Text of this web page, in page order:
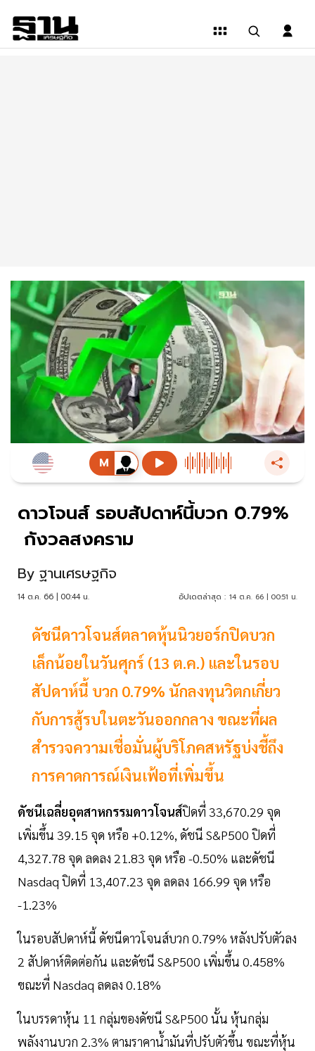
ดาวโจนส์ รอบสัปดาห์นี้บวก 0.79%
กังวลสงคราม
By ฐานเศรษฐกิจ
14 ต.ค. 66 | 00:44 น. อัปเดตล่าสุด : 14 ต.ค. 66 | 00:51 น.
ดัชนีดาวโจนส์ตลาดหุ้นนิวยอร์กปิดบวก
เล็กน้อยในวันศุกร์ (13 ต.ค.) และในรอบ
สัปดาห์นี้ บวก 0.79% นักลงทุนวิตกเกี่ยว
กับการสู้รบในตะวันออกกลาง ขณะที่ผล
สำรวจความเชื่อมั่นผู้บริโภคสหรัฐบ่งชี้ถึง
การคาดการณ์เงินเฟ้อที่เพิ่มขึ้น
ดัชนีเฉลี่ยอุตสาหกรรมดาวโจนส์ปิดที่ 33,670.29 จุด
เพิ่มขึ้น 39.15 จุด หรือ +0.12%, ดัชนี S&P500 ปิดที่
4,327.78 จุด ลดลง 21.83 จุด หรือ -0.50% และดัชนี
Nasdaq ปิดที่ 13,407.23 จุด ลดลง 166.99 จุด หรือ
-1.23%
ในรอบสัปดาห์นี้ ดัชนีดาวโจนส์บวก 0.79% หลังปรับตัวลง
2 สัปดาห์ติดต่อกัน และดัชนี S&P500 เพิ่มขึ้น 0.458%
ขณะที่ Nasdaq ลดลง 0.18%
ในบรรดาหุ้น 11 กลุ่มของดัชนี S&P500 นั้น หุ้นกลุ่ม
พลังงานบวก 2.3% ตามราคาน้ำมันที่ปรับตัวขึ้น ขณะที่หุ้น